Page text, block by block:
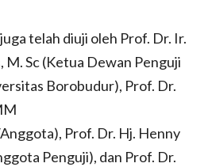
telah diuji oleh Prof. Dr. Ir.
M. Sc (Ketua Dewan Penguji
Borobudur), Prof. Dr.
Prof. Dr. Hj. Henny
Penguji), dan Prof. Dr.